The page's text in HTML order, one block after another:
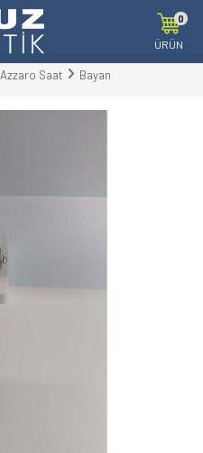
0
ÜRÜN
Azzaro Saat Bayan